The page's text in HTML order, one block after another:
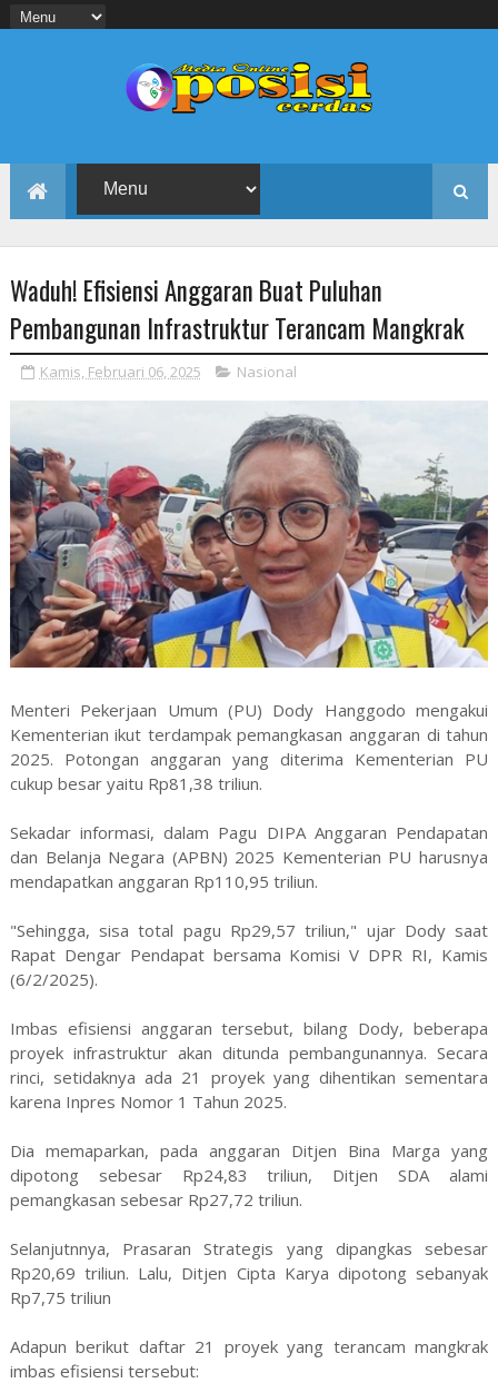
Waduh! Efisiensi Anggaran Buat Puluhan
Pembangunan Infrastruktur Terancam Mangkrak
Kamis, Februari 06, 2025 Nasional
Menteri Pekerjaan Umum (PU) Dody Hanggodo mengakui
Kementerian ikut terdampak pemangkasan anggaran di tahun
2025. Potongan anggaran yang diterima Kementerian PU
cukup besar yaitu Rp81,38 triliun.
Sekadar informasi, dalam Pagu DIPA Anggaran Pendapatan
dan Belanja Negara (APBN) 2025 Kementerian PU harusnya
mendapatkan anggaran Rp110,95 triliun.
"Sehingga, sisa total pagu Rp29,57 triliun," ujar Dody saat
Rapat Dengar Pendapat bersama Komisi V DPR RI, Kamis
(6/2/2025).
Imbas efisiensi anggaran tersebut, bilang Dody, beberapa
proyek infrastruktur akan ditunda pembangunannya. Secara
rinci, setidaknya ada 21 proyek yang dihentikan sementara
karena Inpres Nomor 1 Tahun 2025.
Dia memaparkan, pada anggaran Ditjen Bina Marga yang
dipotong sebesar Rp24,83 triliun, Ditjen SDA alami
pemangkasan sebesar Rp27,72 triliun.
Selanjutnnya, Prasaran Strategis yang dipangkas sebesar
Rp20,69 triliun. Lalu, Ditjen Cipta Karya dipotong sebanyak
Rp7,75 triliun
Adapun berikut daftar 21 proyek yang terancam mangkrak
imbas efisiensi tersebut: